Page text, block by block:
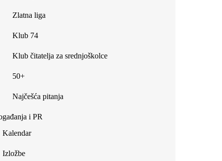
Zlatna liga
Klub 74
Klub čitatelja za srednjoškolce
50+
Najčešća pitanja
i PR
Kalendar
Izložbe